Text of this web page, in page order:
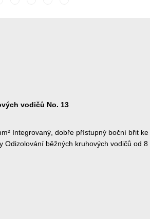
vodičů No. 13
Integrovaný, dobře přístupný boční břit
běžných kruhových vodičů od 8